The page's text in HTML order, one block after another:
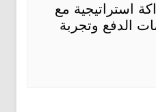
استراتيجية مع
الدفع وتجربة